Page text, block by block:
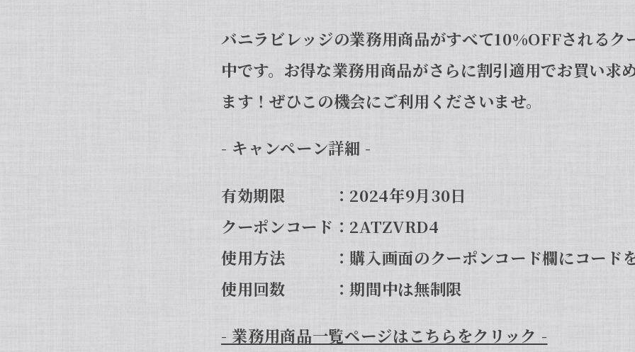
バニラビレッジの業務用商品がすべて10%OFFされるク
中です。お得な業務用商品がさらに割引適用でお買い求
ます！ぜひこの機会にご利用くださいませ。
- キャンペーン詳細 -
有効期限 ：2024年9月30日
クーポンコード：2ATZVRD4
使用方法 ：購入画面のクーポンコード欄にコード
使用回数 ：期間中は無制限
- 業務用商品一覧ページはこちらをクリック -